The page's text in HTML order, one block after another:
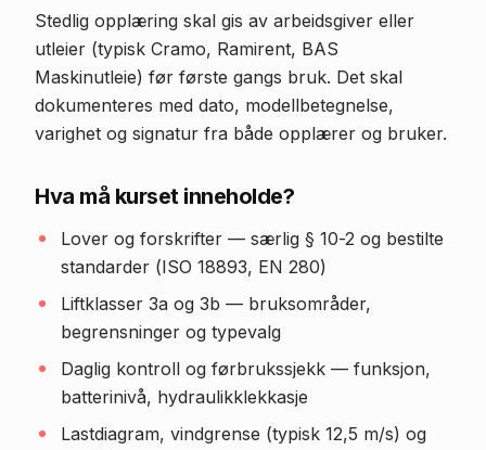
Stedlig opplæring skal gis av arbeidsgiver eller
utleier (typisk Cramo, Ramirent, BAS
Maskinutleie) før første gangs bruk. Det skal
dokumenteres med dato, modellbetegnelse,
varighet og signatur fra både opplærer og bruker.
Hva må kurset inneholde?
Lover og forskrifter — særlig § 10-2 og bestilte
standarder (ISO 18893, EN 280)
Liftklasser 3a og 3b — bruksområder,
begrensninger og typevalg
Daglig kontroll og førbrukssjekk — funksjon,
batterinivå, hydraulikklekkasje
Lastdiagram, vindgrense (typisk 12,5 m/s) og